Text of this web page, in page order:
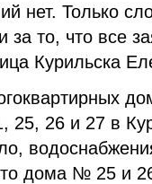
нет. Только
за то, что все
Курильска
25, 26 и 27 в
дома № 25 и